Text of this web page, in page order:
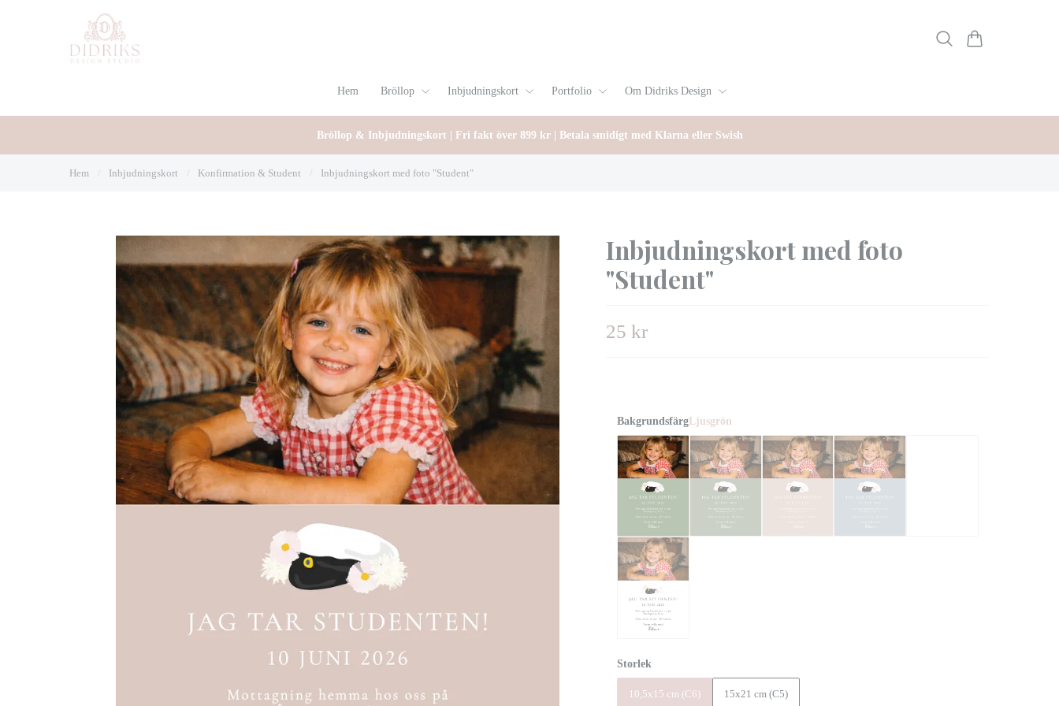
Hem Bröllop Inbjudningskort Portfolio Om Didriks Design
Bröllop & Inbjudningskort | Fri fakt över 899 kr | Betala smidigt med Klarna eller Swish
Hem Inbjudningskort Konfirmation & Student Inbjudningskort med foto "Student"
Inbjudningskort med foto
"Student"
25 kr
Bakgrundsfärg Ljusgrön
Storlek
10,5x15 cm (C6) 15x21 cm (C5)